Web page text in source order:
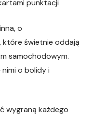
punktacji
o
które świetnie oddają
samochodowym.
o bolidy i
wygraną każdego